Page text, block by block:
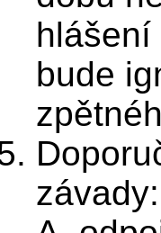
hlášení
bude
závady: